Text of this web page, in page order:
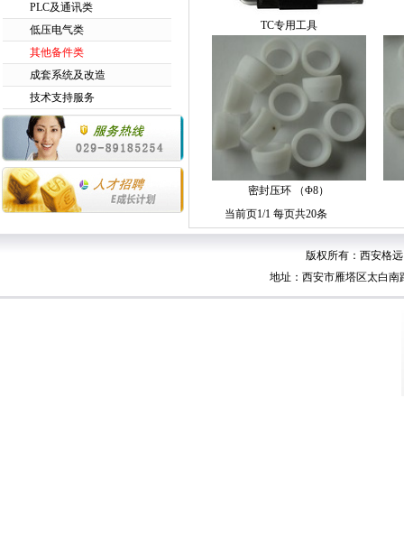
PLC及通讯类
低压电气类
其他备件类
成套系统及改造
技术支持服务
TC专用工具
密封压环 （Φ8）
当前页1/1 每页共20条
版权所有：西安格
地址：西安市雁塔区太白